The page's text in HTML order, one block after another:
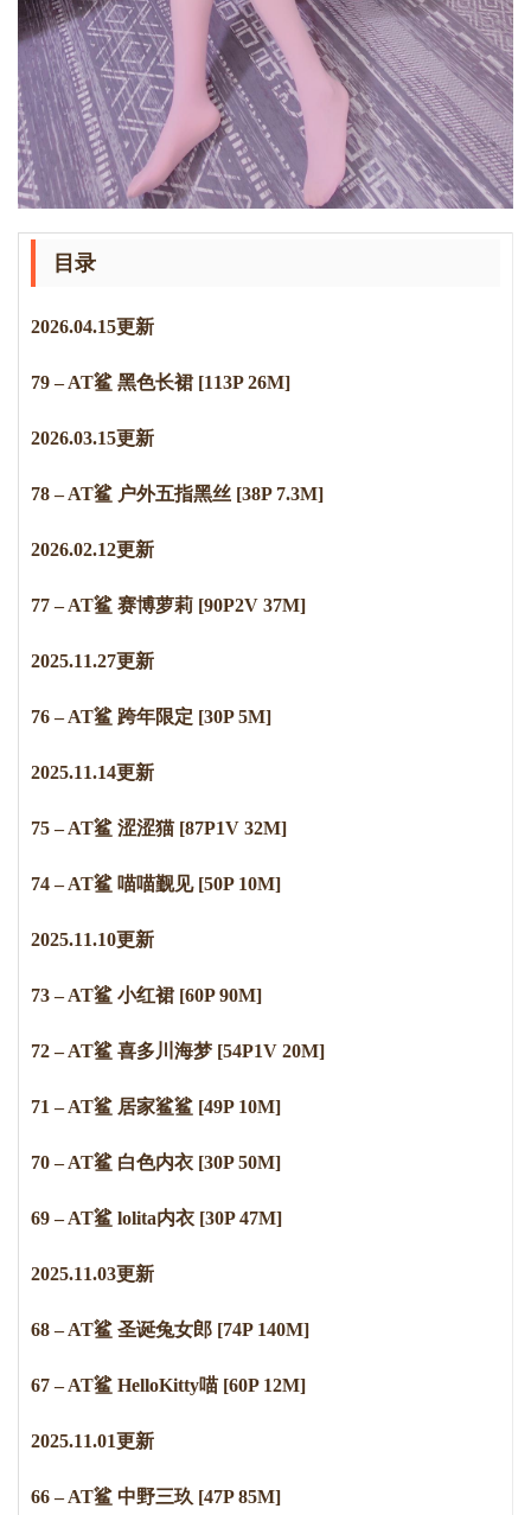
目录
2026.04.15更新
79 – AT鲨 黑色长裙 [113P 26M]
2026.03.15更新
78 – AT鲨 户外五指黑丝 [38P 7.3M]
2026.02.12更新
77 – AT鲨 赛博萝莉 [90P2V 37M]
2025.11.27更新
76 – AT鲨 跨年限定 [30P 5M]
2025.11.14更新
75 – AT鲨 涩涩猫 [87P1V 32M]
74 – AT鲨 喵喵觐见 [50P 10M]
2025.11.10更新
73 – AT鲨 小红裙 [60P 90M]
72 – AT鲨 喜多川海梦 [54P1V 20M]
71 – AT鲨 居家鲨鲨 [49P 10M]
70 – AT鲨 白色内衣 [30P 50M]
69 – AT鲨 lolita内衣 [30P 47M]
2025.11.03更新
68 – AT鲨 圣诞兔女郎 [74P 140M]
67 – AT鲨 HelloKitty喵 [60P 12M]
2025.11.01更新
66 – AT鲨 中野三玖 [47P 85M]